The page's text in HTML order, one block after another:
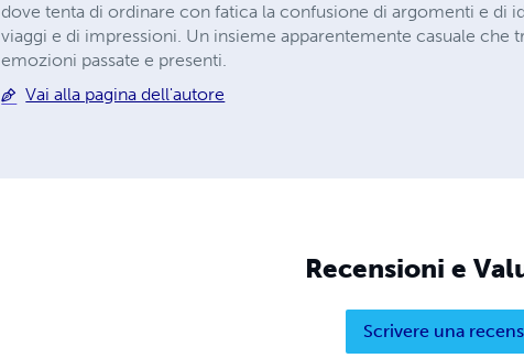
dove tenta di ordinare con fatica la confusione di argomenti e di
viaggi e di impressioni. Un insieme apparentemente casuale
emozioni passate e presenti.
Vai alla pagina dell'autore
Recensioni e
Scrivere una